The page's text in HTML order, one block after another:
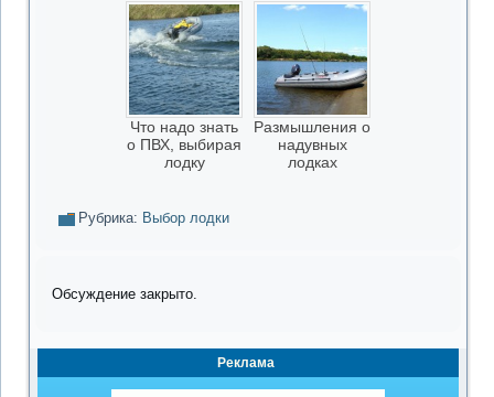
Что надо знать
о ПВХ, выбирая
лодку
Размышления о
надувных
лодках
Рубрика: Выбор лодки
Обсуждение закрыто.
Реклама